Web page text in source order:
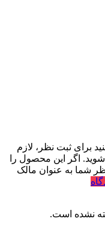
برای ثبت نظر، لازم
اگر این محصول را
شما به عنوان مالک
نشده است.